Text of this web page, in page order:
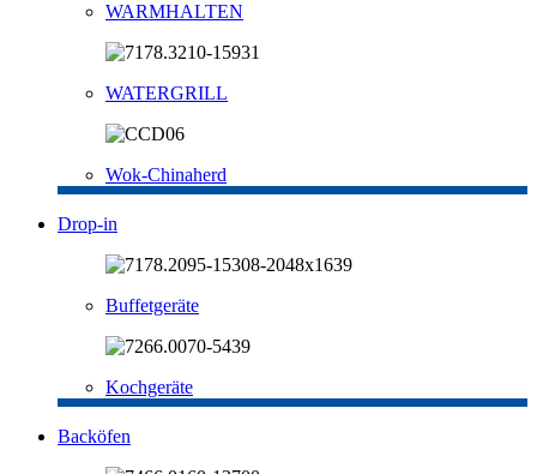
WARMHALTEN
WATERGRILL
Wok-Chinaherd
Drop-in
Buffetgeräte
Kochgeräte
Backöfen